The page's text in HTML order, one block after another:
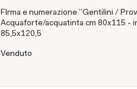
FIrma e numerazione "Gentilini /
Acquaforte/acquatinta cm 80x115 -
85,5x120,5
Venduto